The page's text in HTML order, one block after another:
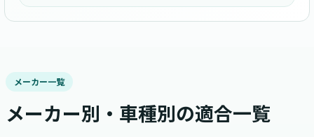
メーカー一覧
メーカー別・車種別の適合一覧